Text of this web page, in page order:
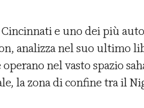
Cincinnati e uno dei più
analizza nel suo ultimo
nel vasto spazio
la zona di confine tra il